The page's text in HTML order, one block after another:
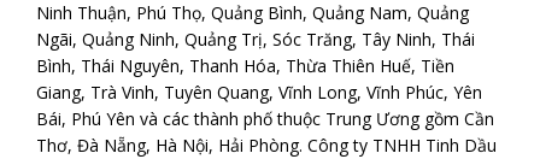
Ninh Thuận, Phú Thọ, Quảng Bình, Quảng Nam, Quảng
Ngãi, Quảng Ninh, Quảng Trị, Sóc Trăng, Tây Ninh, Thái
Bình, Thái Nguyên, Thanh Hóa, Thừa Thiên Huế, Tiền
Giang, Trà Vinh, Tuyên Quang, Vĩnh Long, Vĩnh Phúc, Yên
Bái, Phú Yên và các thành phố thuộc Trung Ương gồm Cần
Thơ, Đà Nẵng, Hà Nội, Hải Phòng. Công ty TNHH Tinh Dầu